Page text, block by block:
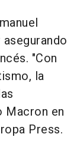
"Con
la
Macron en
Press.